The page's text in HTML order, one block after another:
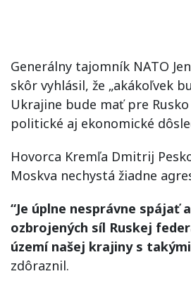
Generálny tajomník NATO
skôr vyhlásil, že „akákoľvek
Ukrajine bude mať pre
politické aj ekonomické
Hovorca Kremľa Dmitrij
Moskva nechystá žiadne
“Je úplne nesprávne spájať
ozbrojených síl Ruskej
území našej krajiny s
zdôraznil.